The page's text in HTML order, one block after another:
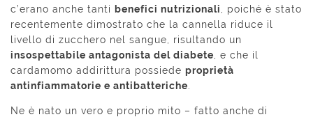
c’erano anche tanti benefici nutrizionali
, poiché è stato
recentemente dimostrato che la cannella riduce il
livello di zucchero nel sangue, risultando un
insospettabile antagonista del diabete , e che il
cardamomo addirittura possiede proprietà
antinfiammatorie e antibatteriche
Ne è nato un vero e proprio mito – fatto anche di